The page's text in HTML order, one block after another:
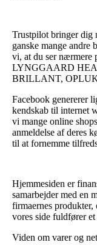
Trustpilot bringer dig
ganske mange andre
vi, at du ser nærmere
LYNGGAARD
BRILLANT, OPLUK
Facebook genererer
kendskab til internet
vi mange online
anmeldelse af deres
til at fornemme
Hjemmesiden er
samarbejder med en
firmaernes produkter,
vores side fuldfører
Viden om varer og